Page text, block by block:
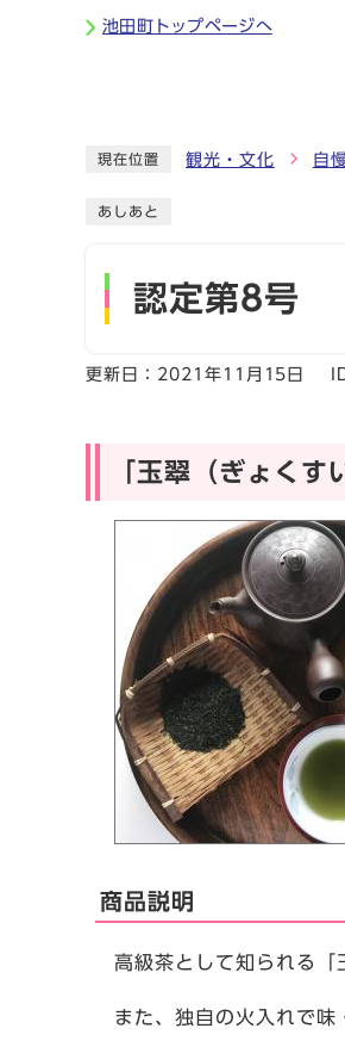
ページの先頭です
池田町トップページへ
現在位置 観光・文化 自
あしあと
認定第8号
更新日： 2021年11月15日
「玉翠（ぎょく
商品説明
高級茶として知られる「
また、独自の火入れで味